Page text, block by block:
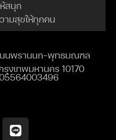
สนุก
ามสุขให้ทุกคน
นนพรานนก-พุทธมณฑล
งเทพมหานคร 10170